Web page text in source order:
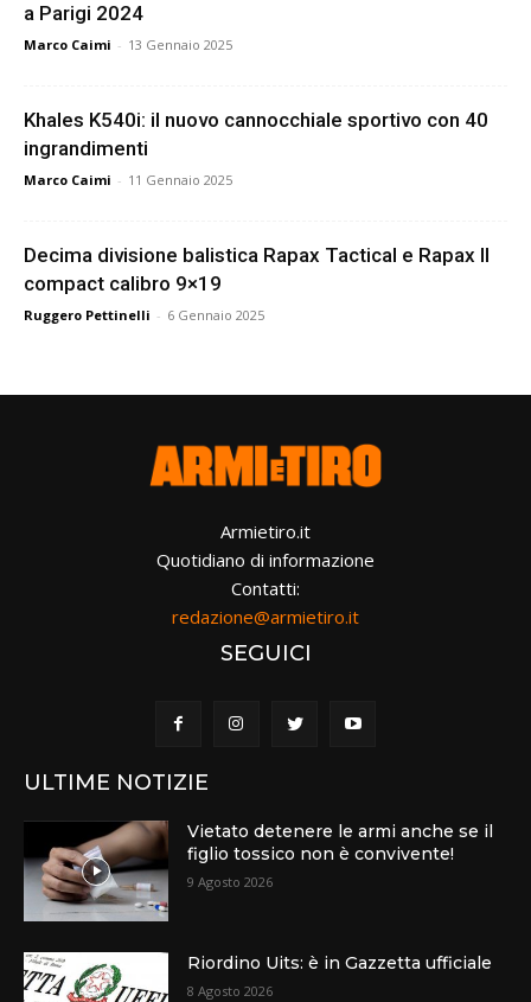
a Parigi 2024
Marco Caimi - 13 Gennaio 2025
Khales K540i: il nuovo cannocchiale sportivo con 40
ingrandimenti
Marco Caimi - 11 Gennaio 2025
Decima divisione balistica Rapax Tactical e Rapax II
compact calibro 9×19
Ruggero Pettinelli - 6 Gennaio 2025
Armietiro.it
Quotidiano di informazione
Contatti:
redazione@armietiro.it
SEGUICI
ULTIME NOTIZIE
Vietato detenere le armi anche se il
figlio tossico non è convivente!
9 Agosto 2026
Riordino Uits: è in Gazzetta ufficiale
8 Agosto 2026